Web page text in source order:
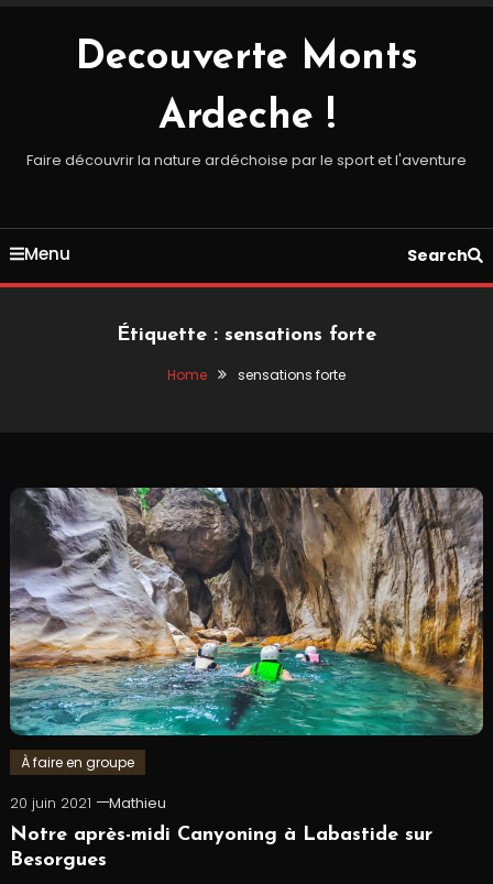
Decouverte Monts
Ardeche !
Faire découvrir la nature ardéchoise par le sport et l'aventure
Menu Search
Étiquette : sensations forte
Home sensations forte
À faire en groupe
20 juin 2021
Mathieu
Notre après-midi Canyoning à Labastide sur
Besorgues